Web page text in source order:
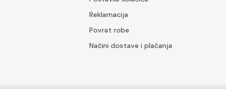
Reklamacija
Povrat robe
Načini dostave i plaćanja